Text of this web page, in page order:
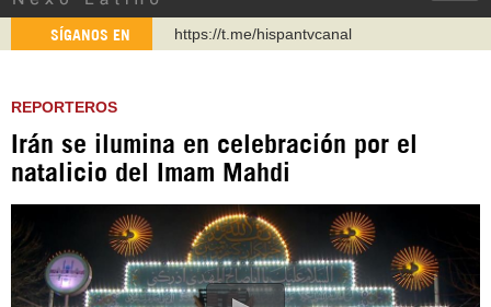
SÍGANOS EN
https://t.me/hispantvcanal
Instagram como: hispan_tv
https://www.facebook.com/Nexolatino.Canal
http://twitter.com/nexo_latino
REPORTEROS
Irán se ilumina en celebración por el
natalicio del Imam Mahdi